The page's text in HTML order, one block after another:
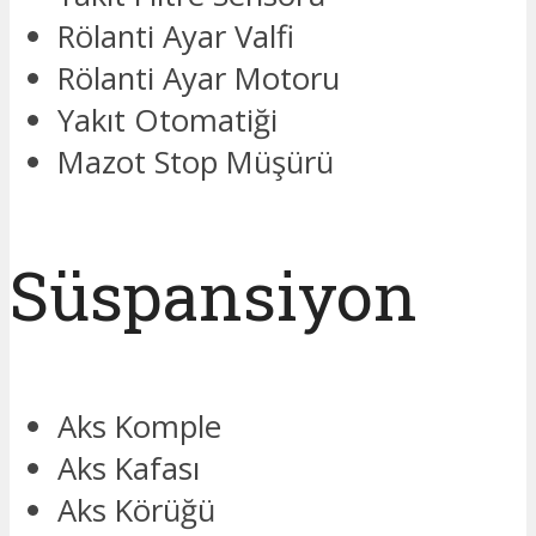
Rölanti Ayar Valfi
Rölanti Ayar Motoru
Yakıt Otomatiği
Mazot Stop Müşürü
Süspansiyon
Aks Komple
Aks Kafası
Aks Körüğü